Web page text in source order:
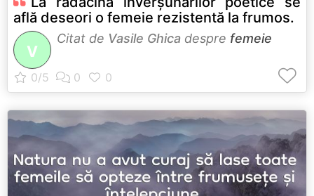
află deseori o femeie rezistentă la frumos.
V
Citat de Vasile Ghica despre femeie